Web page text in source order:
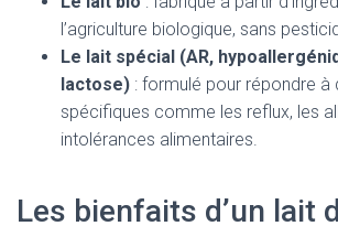
l’agriculture biologique, sans
Le lait spécial (AR,
lactose) : formulé pour répondre à
spécifiques comme les reflux, les
intolérances alimentaires.
Les bienfaits d’un lait